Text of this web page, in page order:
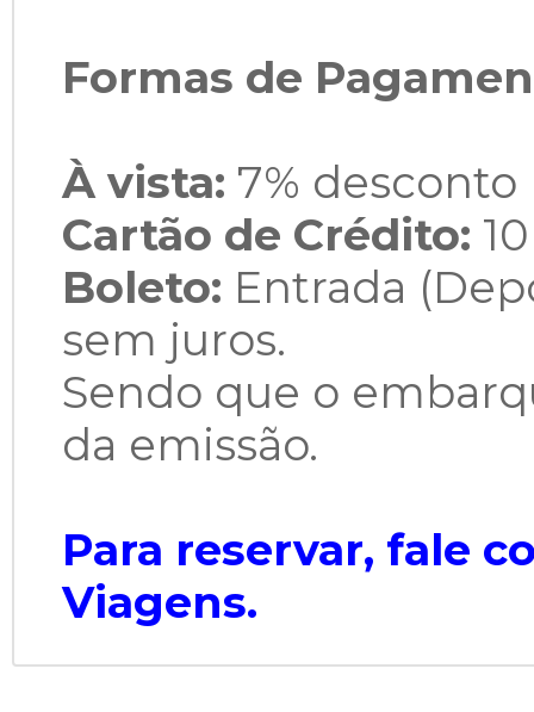
Formas de
À vista: 7%
Cartão de Crédito:
Boleto: Entrada
sem juros.
Sendo que o
da emissão.
Para reservar, fale
Viagens.